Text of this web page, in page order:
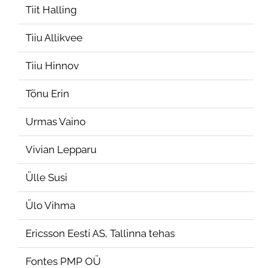
Tiit Halling
Tiiu Allikvee
Tiiu Hinnov
Tõnu Erin
Urmas Vaino
Vivian Lepparu
Ülle Susi
Ülo Vihma
Ericsson Eesti AS, Tallinna tehas
Fontes PMP OÜ